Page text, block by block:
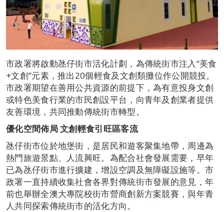
市政署將啟動氹仔街市活化計劃，為傳統街市注入“美食
+文創”元素，推出20個輕食及文創類攤位作公開競投。
市政署期望在善用公共資源的前提下，為有意投身文創
或特色美食行業的市民創設平台，向青年及創業者提供
友善環境，共同推動傳統街市轉型。
優化空間佈局 文創輕食引旺區客流
氹仔街市位於地堡街，是居民和遊客聚集地帶，周邊為
熱門旅遊景點、人流興旺。為配合社會發展需要，早年
已為氹仔街市進行擴建，增設空調及無障礙設施等。市
政署一直持續收集社會各界對傳統街市發展的意見，年
前也舉辦全澳大專院校街市營商創新方案競賽，與年青
人共同探索傳統街市的活化方向。